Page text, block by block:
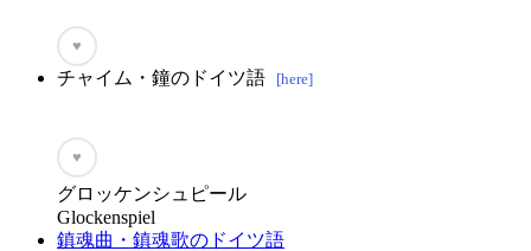
♥
チャイム・鐘のドイツ語 [here]
♥
グロッケンシュピール
Glockenspiel
鎮魂曲・鎮魂歌のドイツ語